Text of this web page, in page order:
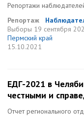
Репортажи
Репортаж
Выборы 19 сентября
Пермский край
15.10.2021
ЕДГ-2021 в
честными и
Отчет регионального